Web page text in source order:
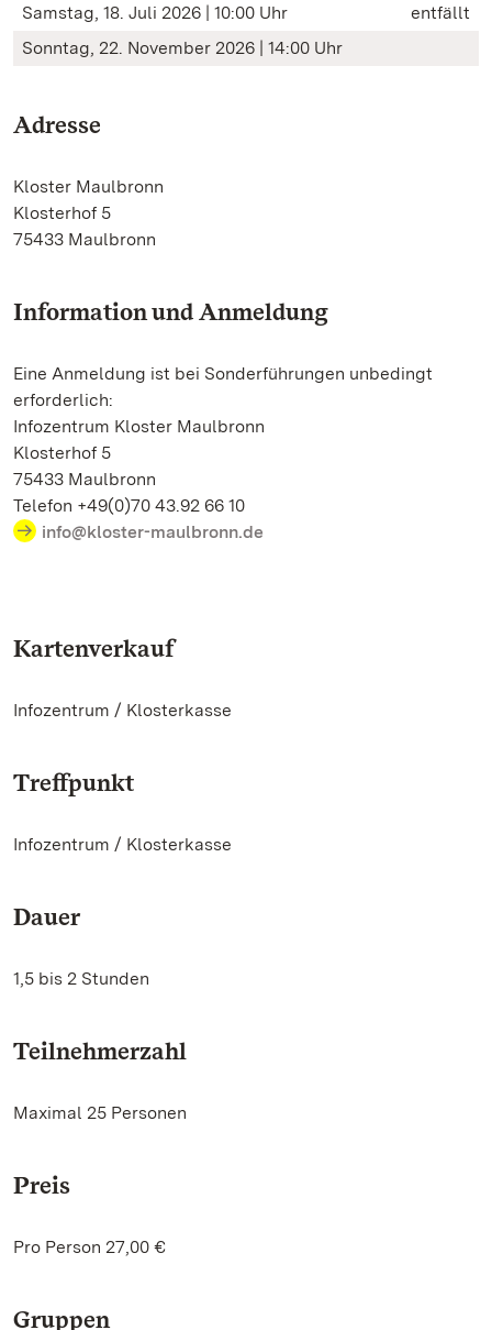
Samstag, 18. Juli 2026 | 10:00 Uhr
entfällt
Sonntag, 22. November 2026 | 14:00 Uhr
Adresse
Kloster Maulbronn
Klosterhof 5
75433 Maulbronn
Information und Anmeldung
Eine Anmeldung ist bei Sonderführungen unbedingt
erforderlich:
Infozentrum Kloster Maulbronn
Klosterhof 5
75433 Maulbronn
Telefon +49(0)70 43.92 66 10
info@kloster-maulbronn.de
Kartenverkauf
Infozentrum / Klosterkasse
Treffpunkt
Infozentrum / Klosterkasse
Dauer
1,5 bis 2 Stunden
Teilnehmerzahl
Maximal 25 Personen
Preis
Pro Person 27,00 €
Gruppen